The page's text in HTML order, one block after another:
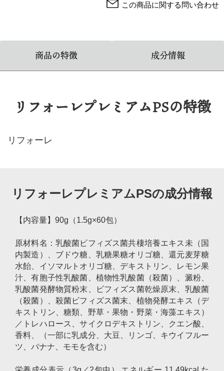
この商品に関する問い合わせ
商品の特徴 成分情報
リフォーレプレミアムPSの特徴
リフォーレ
リフォーレプレミアムPSの成分情報
【内容量】90g（1.5g×60包）
原材料名：乳酸菌ビフィズス菌共棲培養エキス未（国
内製造）、ブドウ糖、乳糖果糖オリゴ糖、還元麦芽糖
水飴、イソマルトオリゴ糖、デキストリン、レモン果
汁、有胞子性乳酸菌、植物性乳酸菌（殺菌）、澱粉、
乳酸菌発酵物質粉末、ビフィズス菌乾燥原末、乳酸菌
（殺菌）、殺菌ビフィズス菌末、植物発酵エキス（デ
キストリン、糖類、野草・果物・野菜・海藻エキス）
／トレハロース、サイクロデキストリン、クエン酸、
香料、（一部に乳成分、大豆、リンゴ、キウイフルー
ツ、バナナ、モモを含む）